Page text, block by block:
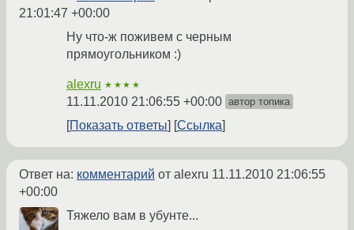
21:01:47 +00:00
Ну что-ж поживем с черным
прямоугольником :)
alexru ★★★★
11.11.2010 21:06:55 +00:00 автор топика
Показать ответы Ссылка
Ответ на: комментарий от alexru 11.11.2010 21:06:55
+00:00
Тяжело вам в убунте...